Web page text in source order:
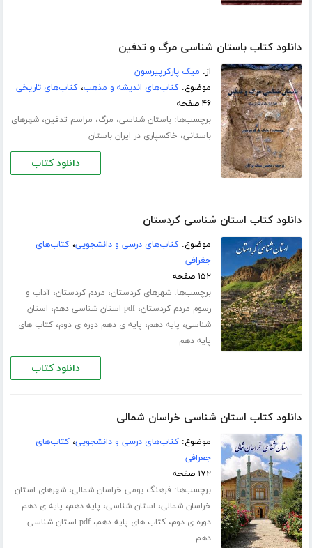
دانلود کتاب باستان شناسی مرگ و تدفین
از: میک پارکرپیرسون
موضوع:کتاب‌های اندیشه و مذهب،کتاب‌های تاریخی
۴۶ صفحه
برچسب‌ها:باستان شناسی، مرگ، مراسم تدفین،شهرهای
باستانی، خاکسپاری در ایران باستان
دانلود کتاب
دانلود کتاب استان شناسی کردستان
موضوع:کتاب‌های درسی و دانشجویی،کتاب‌های
جغرافی
۱۵۲ صفحه
برچسب‌ها:شهرهای کردستان، مردم کردستان،آداب و
رسوم مردم کردستان،pdf استان شناسی دهم ، استان
شناسی، پایه دهم، پایه ی دهم دوره ی دوم،کتاب های
پایه دهم
دانلود کتاب
دانلود کتاب استان شناسی خراسان شمالی
موضوع:کتاب‌های درسی و دانشجویی،کتاب‌های
جغرافی
۱۷۲ صفحه
برچسب‌ها: فرهنگ بومی خراسان شمالی،شهرهای استان
خراسان شمالی، استان شناسی، پایه دهم، پایه ی دهم
دوره ی دوم،کتاب های پایه دهم،
pdf استان شناسی
دهم